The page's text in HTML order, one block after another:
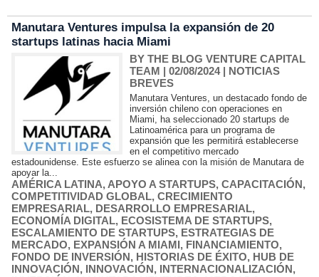
Manutara Ventures impulsa la expansión de 20
startups latinas hacia Miami
BY THE BLOG VENTURE CAPITAL
TEAM | 02/08/2024| NOTICIAS
BREVES
Manutara Ventures, un destacado fondo de
inversión chileno con operaciones en
Miami, ha seleccionado 20 startups de
Latinoamérica para un programa de
expansión que les permitirá establecerse
en el competitivo mercado
estadounidense. Este esfuerzo se alinea con la misión de Manutara de
apoyar la...
AMÉRICA LATINA, APOYO A STARTUPS, CAPACITACIÓN,
COMPETITIVIDAD GLOBAL, CRECIMIENTO
EMPRESARIAL, DESARROLLO EMPRESARIAL,
ECONOMÍA DIGITAL, ECOSISTEMA DE STARTUPS,
ESCALAMIENTO DE STARTUPS, ESTRATEGIAS DE
MERCADO, EXPANSIÓN A MIAMI, FINANCIAMIENTO,
FONDO DE INVERSIÓN, HISTORIAS DE ÉXITO, HUB DE
INNOVACIÓN, INNOVACIÓN, INTERNACIONALIZACIÓN,